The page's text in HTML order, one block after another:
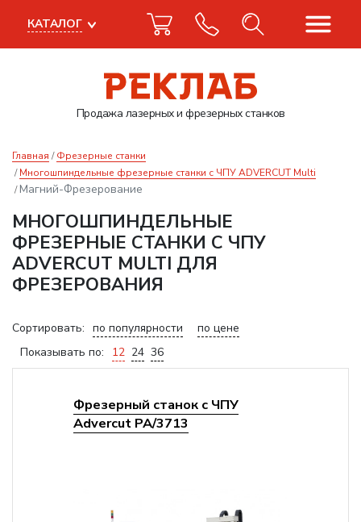
Продажа лазерныхи фрезерных станков
КАТАЛОГ
Главная
Фрезерные станки
Многошпиндельные фрезерные станки с ЧПУ ADVERCUT Multi
Магний-Фрезерование
МНОГОШПИНДЕЛЬНЫЕ
ФРЕЗЕРНЫЕ СТАНКИ С ЧПУ
ADVERCUT MULTI ДЛЯ
ФРЕЗЕРОВАНИЯ
Сортировать: по популярности
по цене
Показывать по:
12 24 36
Фрезерный станок с ЧПУ
Advercut PA/3713